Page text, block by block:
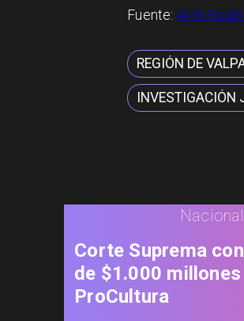
Fuente: ADN
REGIÓN DE
INVESTIGACIÓN
Nacional
Corte Suprema
de $1.000
ProCultura